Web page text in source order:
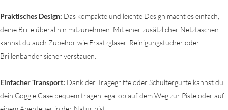
Praktisches Design: Das kompakte und leichte Design macht es einfach,
deine Brille überallhin mitzunehmen. Mit einer zusätzlicher Netztaschen
kannst du auch Zubehör wie Ersatzgläser, Reinigungstücher oder
Brillenbänder sicher verstauen.
Einfacher Transport: Dank der Tragegriffe oder Schultergurte kannst du
dein Goggle Case bequem tragen, egal ob auf dem Weg zur Piste oder auf